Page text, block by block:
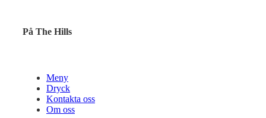
På The Hills
Meny
Dryck
Kontakta oss
Om oss